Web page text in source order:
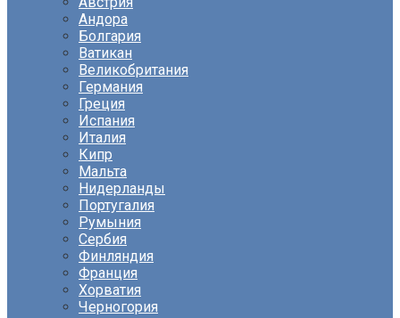
Андора
Болгария
Ватикан
Великобритания
Германия
Греция
Испания
Италия
Кипр
Мальта
Нидерланды
Португалия
Румыния
Сербия
Финляндия
Франция
Хорватия
Черногория